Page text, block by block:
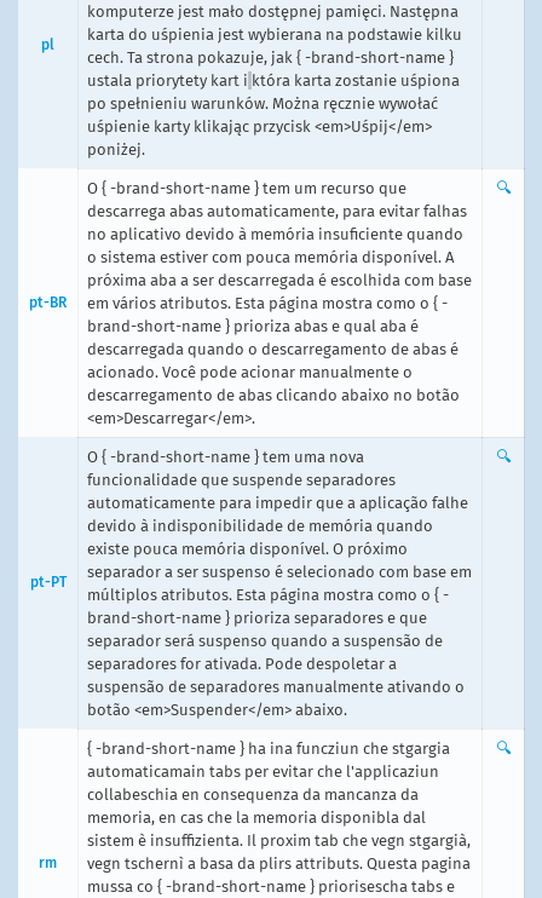
pl
komputerze jest mało dostępnej pamięci. Następna
karta do uśpienia jest wybierana na podstawie kilku
cech. Ta strona pokazuje, jak { -brand-short-name }
ustala priorytety kart i która karta zostanie uśpiona
po spełnieniu warunków. Można ręcznie wywołać
uśpienie karty klikając przycisk <em>Uśpij</em>
poniżej.
pt-BR
O { -brand-short-name } tem um recurso que
descarrega abas automaticamente, para evitar falhas
no aplicativo devido à memória insuficiente quando
o sistema estiver com pouca memória disponível. A
próxima aba a ser descarregada é escolhida com base
em vários atributos. Esta página mostra como o { -
brand-short-name } prioriza abas e qual aba é
descarregada quando o descarregamento de abas é
acionado. Você pode acionar manualmente o
descarregamento de abas clicando abaixo no botão
<em>Descarregar</em>.
🔍
pt-PT
O { -brand-short-name } tem uma nova
funcionalidade que suspende separadores
automaticamente para impedir que a aplicação falhe
devido à indisponibilidade de memória quando
existe pouca memória disponível. O próximo
separador a ser suspenso é selecionado com base em
múltiplos atributos. Esta página mostra como o { -
brand-short-name } prioriza separadores e que
separador será suspenso quando a suspensão de
separadores for ativada. Pode despoletar a
suspensão de separadores manualmente ativando o
botão <em>Suspender</em> abaixo.
🔍
rm
{ -brand-short-name } ha ina funcziun che stgargia
automaticamain tabs per evitar che l'applicaziun
collabeschia en consequenza da mancanza da
memoria, en cas che la memoria disponibla dal
sistem è insuffizienta. Il proxim tab che vegn stgargià,
vegn tschernì a basa da plirs attributs. Questa pagina
mussa co { -brand-short-name } priorisescha tabs e
🔍